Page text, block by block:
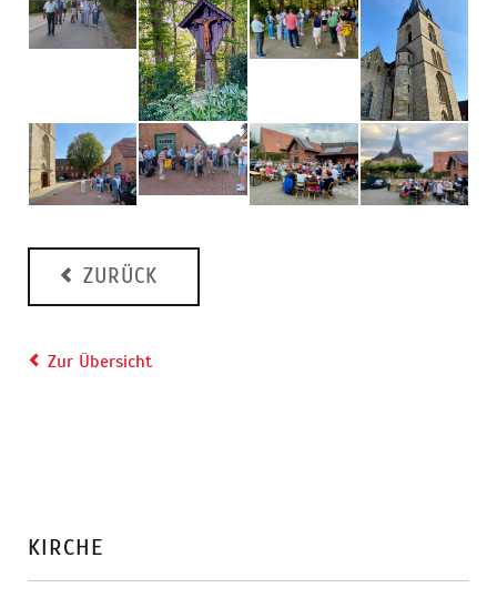
ZURÜCK
Zur Übersicht
KIRCHE